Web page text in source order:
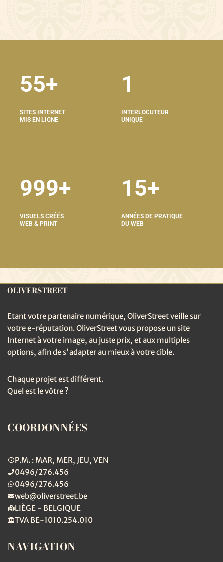
55+
SITES INTERNET
MIS EN LIGNE
1
INTERLOCUTEUR
UNIQUE
999+
VISUELS CRÉÉS
WEB & PRINT
15+
ANNÉES DE PRATIQUE
DU WEB
OLIVERSTREET
Etant votre partenaire numérique, OliverStreet veille sur
votre e-réputation. OliverStreet vous propose un site
Internet à votre image, au juste prix, et aux multiples
options, afin de s'adapter au mieux à votre cible.
Chaque projet est différent.
Quel est le vôtre ?
COORDONNÉES
P.M. : MAR, MER, JEU, VEN
0496/276.456
0496/276.456
web@oliverstreet.be
LIÈGE - BELGIQUE
TVA BE-1010.254.010
NAVIGATION